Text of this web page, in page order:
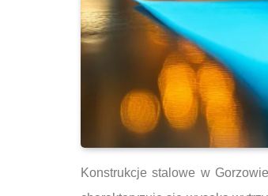
Konstrukcje stalowe w